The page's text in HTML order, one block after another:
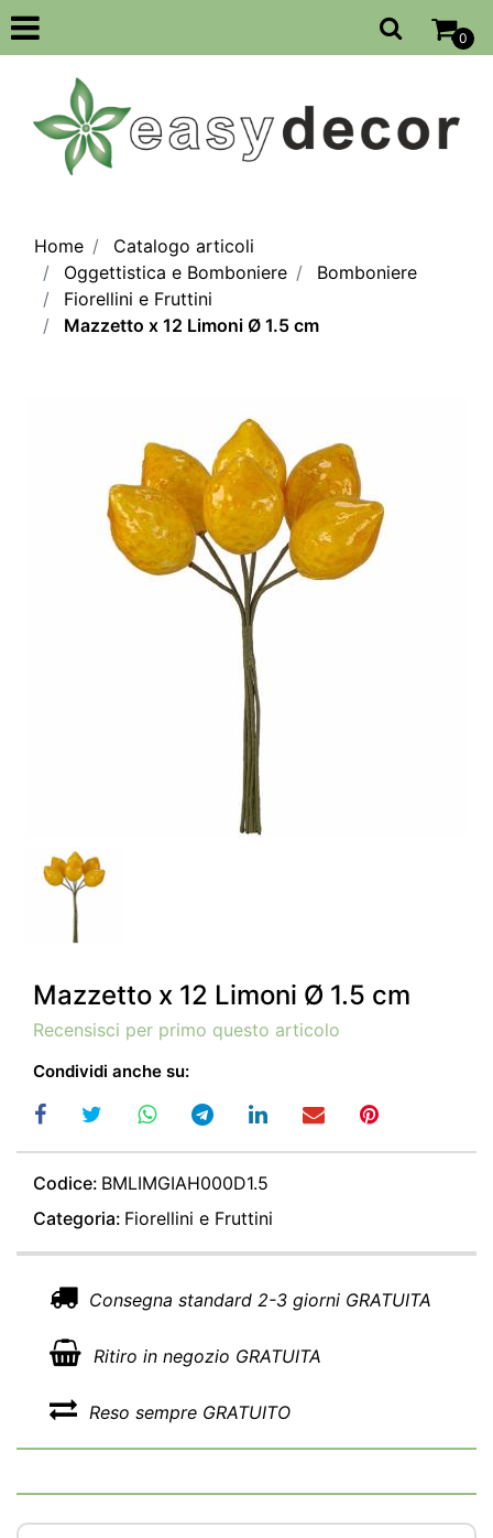
Open
0
Home
Catalogo articoli
Oggettistica e Bomboniere
Bomboniere
Fiorellini e Fruttini
Mazzetto x 12 Limoni Ø 1.5 cm
Mazzetto x 12 Limoni Ø 1.5 cm
Recensisci per primo questo articolo
Condividi anche su:
Codice: BMLIMGIAH000D1.5
Categoria: Fiorellini e Fruttini
Consegna standard 2-3 giorni GRATUITA
Ritiro in negozio GRATUITA
Reso sempre GRATUITO